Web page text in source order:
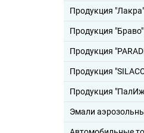
Продукция "Лакра"
Продукция "Браво"
Продукция
Продукция
Продукция
Эмали